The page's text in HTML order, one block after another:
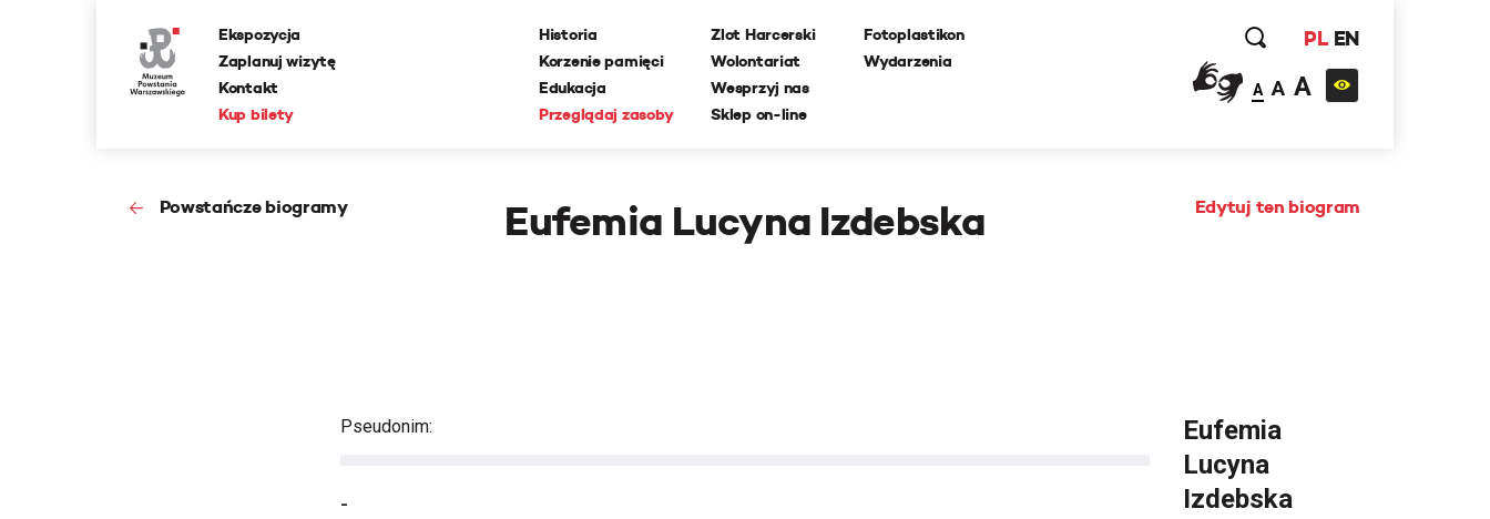
Ekspozycja
Zaplanuj wizytę
Kontakt
Kup bilety
Historia
Korzenie pamięci
Edukacja
Przeglądaj zasoby
Zlot Harcerski
Wolontariat
Wesprzyj nas
Sklep on-line
Fotoplastikon
Wydarzenia
PL EN
A A A
Powstańcze biogramy Edytuj ten biogram
Eufemia Lucyna Izdebska
Pseudonim:
-
Eufemia
Lucyna
Izdebska